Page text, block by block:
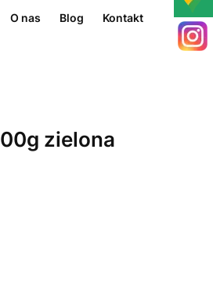
O nas Blog Kontakt
zielona